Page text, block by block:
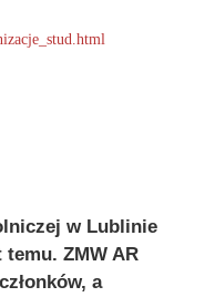
w Lublinie
temu. ZMW AR
a